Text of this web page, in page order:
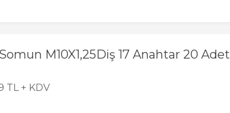
M10X1,25Diş 17 Anahtar 20 Adet
TL + KDV